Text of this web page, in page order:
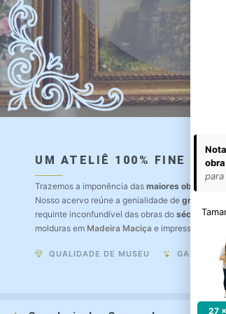
UM ATELIÊ 100% FINE ART
Trazemos a imponência das maiores obras de
Nosso acervo reúne a genialidade de grandes
requinte inconfundível das obras do século XIX.
molduras em Madeira Maciça e impressão com
QUALIDADE DE MUSEU GARANTIA
27